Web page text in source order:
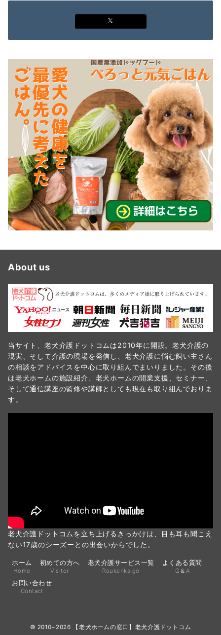
About us
当サイト、老犬介護ドットコムは2010年に開設。老犬介護の
現実、そして介護の現場を発信し、老犬介護に悩む飼い主さん
の相談をアドバイスを中心に取り組んでまいりました。その後
は老犬ホームの施設紹介、老犬ホームの開業支援、セミナー、
そして通信講座の監修や講師としても現在も取り組んでおりま
す。
老犬介護ドットコムを立ち上げるきっかけは、目も耳も聞こえ
ない17歳のシーズーとの出会いからでした。
ホーム
Home
初めての方へ
Visitor
老犬介護サービス一覧
Roukenkaigo
よくある質問
Q＆A
お問い合わせ
Contact
© 2010−2026 【老犬ホームの窓口】老犬介護ドットコム